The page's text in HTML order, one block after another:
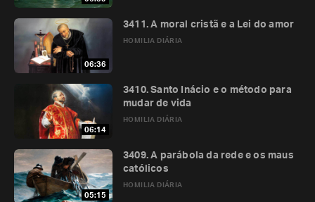
06:36
HOMILIA DIÁRIA
3411. A moral cristã e a Lei do amor
06:14
HOMILIA DIÁRIA
3410. Santo Inácio e o método para
mudar de vida
05:15
HOMILIA DIÁRIA
3409. A parábola da rede e os maus
católicos